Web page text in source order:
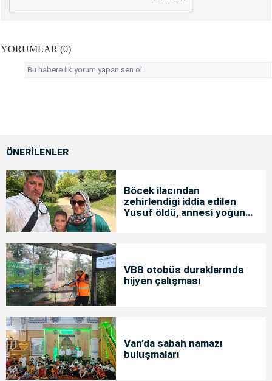
YORUMLAR (0)
Bu habere ilk yorum yapan sen ol.
ÖNERİLENLER
Böcek ilacından
zehirlendiği iddia edilen
Yusuf öldü, annesi yoğun
VBB otobüs duraklarında
hijyen çalışması
Van’da sabah namazı
buluşmaları